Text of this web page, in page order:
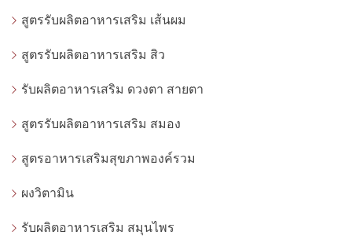
สูตรรับผลิตอาหารเสริม เส้นผม
สูตรรับผลิตอาหารเสริม สิว
รับผลิตอาหารเสริม ดวงตา สายตา
สูตรรับผลิตอาหารเสริม สมอง
สูตรอาหารเสริมสุขภาพองค์รวม
ผงวิตามิน
รับผลิตอาหารเสริม สมุนไพร